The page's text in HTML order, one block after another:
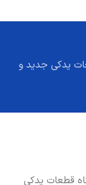
یدکی جدید و
قطعات یدکی